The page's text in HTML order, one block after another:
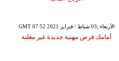
GMT 07:52 2021 الأربعاء ,03 شباط / فبراير
أمامك فرص مهنية جديدة غير معلنة